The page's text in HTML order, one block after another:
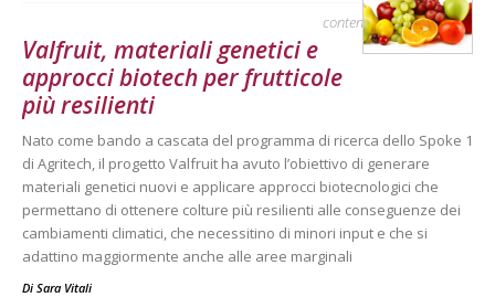
contenuto sponsorizzato
Valfruit, materiali genetici e
approcci biotech per frutticole
più resilienti
Nato come bando a cascata del programma di ricerca dello Spoke 1
di Agritech, il progetto Valfruit ha avuto l’obiettivo di generare
materiali genetici nuovi e applicare approcci biotecnologici che
permettano di ottenere colture più resilienti alle conseguenze dei
cambiamenti climatici, che necessitino di minori input e che si
adattino maggiormente anche alle aree marginali
Di Sara Vitali